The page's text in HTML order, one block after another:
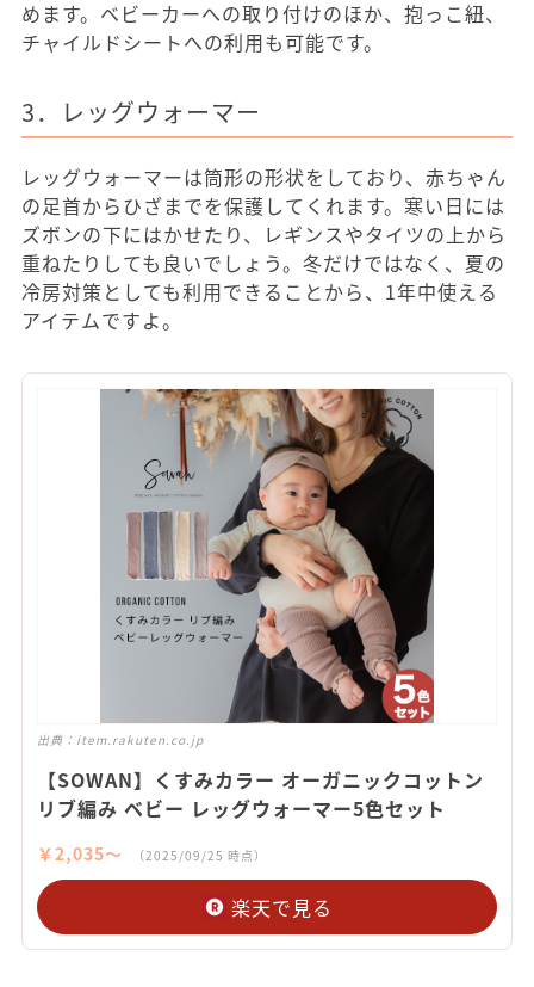
めます。ベビーカーへの取り付けのほか、抱っこ紐、
チャイルドシートへの利用も可能です。
3．レッグウォーマー
レッグウォーマーは筒形の形状をしており、赤ちゃん
の足首からひざまでを保護してくれます。寒い日には
ズボンの下にはかせたり、レギンスやタイツの上から
重ねたりしても良いでしょう。冬だけではなく、夏の
冷房対策としても利用できることから、1年中使える
アイテムですよ。
出典： item.rakuten.co.jp
【SOWAN】くすみカラー オーガニックコットン
リブ編み ベビー レッグウォーマー5色セット
￥2,035〜 （2025/09/25 時点）
楽天で見る